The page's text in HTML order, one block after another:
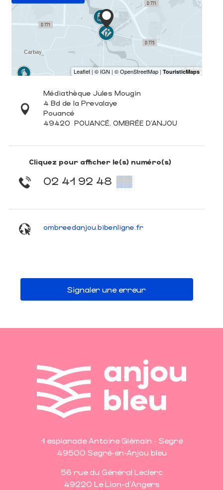
Médiathèque Jules Mougin
4 Bd de la Prevalaye
Pouancé
49420 POUANCÉ, OMBRÉE D'ANJOU
Cliquez pour afficher le(s) numéro(s)
02 41 92 48 ▒▒
ombreedanjou.bibenligne.fr
Signaler une erreur
1 esplanade Antoine Glémain - Segré
49500 Segré-en-Anjou bleu
56 rue du Général Leclerc
49220 Le Lion-d'Angers